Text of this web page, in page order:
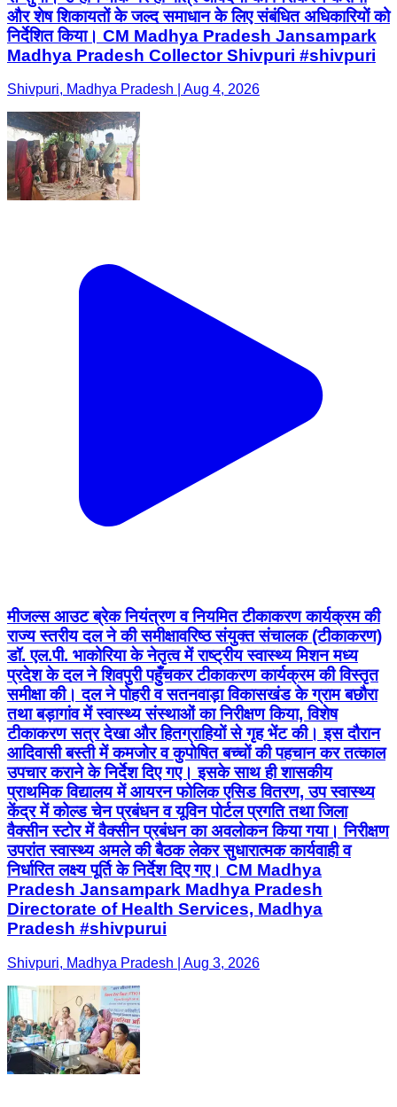
और शेष शिकायतों के जल्द समाधान के लिए संबंधित अधिकारियों को
निर्देशित किया। CM Madhya Pradesh Jansampark
Madhya Pradesh Collector Shivpuri #shivpuri
Shivpuri, Madhya Pradesh | Aug 4, 2026
मीजल्स आउट ब्रेक नियंत्रण व नियमित टीकाकरण कार्यक्रम की
राज्य स्तरीय दल ने की समीक्षा ​वरिष्ठ संयुक्त संचालक (टीकाकरण)
डॉ. एल.पी. भाकोरिया के नेतृत्व में राष्ट्रीय स्वास्थ्य मिशन मध्य
प्रदेश के दल ने शिवपुरी पहुँचकर टीकाकरण कार्यक्रम की विस्तृत
समीक्षा की। दल ने पोहरी व सतनवाड़ा विकासखंड के ग्राम बछौरा
तथा बड़ागांव में स्वास्थ्य संस्थाओं का निरीक्षण किया, विशेष
टीकाकरण सत्र देखा और हितग्राहियों से गृह भेंट की। इस दौरान
आदिवासी बस्ती में कमजोर व कुपोषित बच्चों की पहचान कर तत्काल
उपचार कराने के निर्देश दिए गए। इसके साथ ही शासकीय
प्राथमिक विद्यालय में आयरन फोलिक एसिड वितरण, उप स्वास्थ्य
केंद्र में कोल्ड चेन प्रबंधन व यूविन पोर्टल प्रगति तथा जिला
वैक्सीन स्टोर में वैक्सीन प्रबंधन का अवलोकन किया गया। निरीक्षण
उपरांत स्वास्थ्य अमले की बैठक लेकर सुधारात्मक कार्यवाही व
निर्धारित लक्ष्य पूर्ति के निर्देश दिए गए। CM Madhya
Pradesh Jansampark Madhya Pradesh
Directorate of Health Services, Madhya
Pradesh #shivpurui
Shivpuri, Madhya Pradesh | Aug 3, 2026